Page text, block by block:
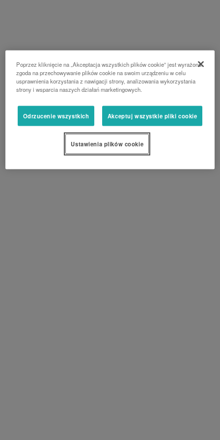
Poprzez kliknięcie na „Akceptacja wszystkich plików cookie” jest wyrażona
zgoda na przechowywanie plików cookie na swoim urządzeniu w celu
usprawnienia korzystania z nawigacji strony, analizowania wykorzystania
strony i wsparcia naszych działań marketingowych.
Odrzucenie wszystkich Akceptuj wszystkie pliki cookie
Ustawienia plików cookie